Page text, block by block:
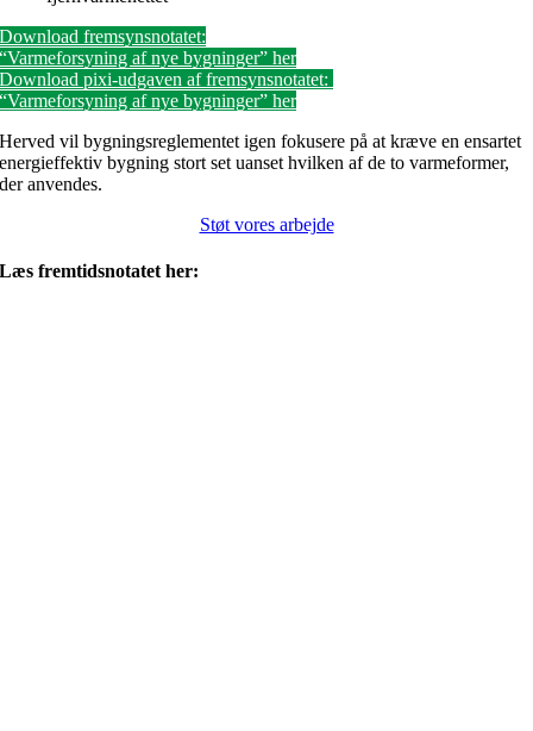
Download fremsynsnotatet:
“Varmeforsyning af nye bygninger” her
Download pixi-udgaven af fremsynsnotatet:
“Varmeforsyning af nye bygninger” her
Herved vil bygningsreglementet igen fokusere på at kræve en ensartet
energieffektiv bygning stort set uanset hvilken af de to varmeformer,
der anvendes.
Støt vores arbejde
Læs fremtidsnotatet her: